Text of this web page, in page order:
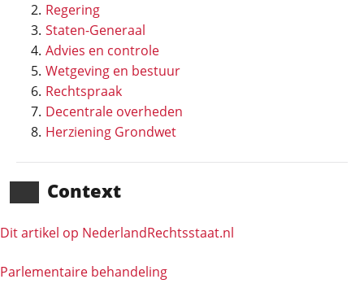
Regering
Staten-Generaal
Advies en controle
Wetgeving en bestuur
Rechtspraak
Decentrale overheden
Herziening Grondwet
Context
Dit artikel op NederlandRechts­staat.nl
Parlementaire behandeling